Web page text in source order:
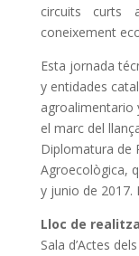
circuits curts
coneixement
Esta jornada
y entidades
agroalimentario
el marc del
Diplomatura de
Agroecològica,
y junio de 2017.
Lloc de
Sala d’Actes